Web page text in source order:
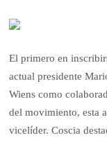
El primero en
actual presidente
Wiens como
del movimiento, esta
vicelíder. Coscia